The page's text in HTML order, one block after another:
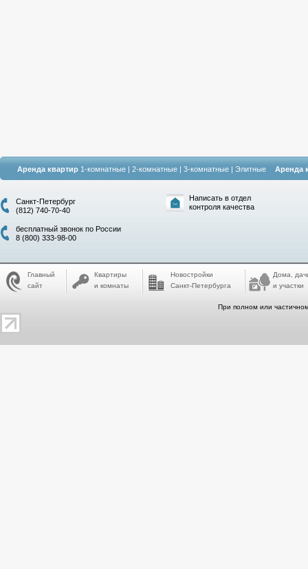
Аренда квартир 1-комнатные | 2-комнатные | 3-комнатные | Элитные Аренда
Санкт-Петербург
(812) 740-70-40
бесплатный звонок по России
8 (800) 333-98-00
Написать в отдел
контроля качества
Главный
сайт
Квартиры
и комнаты
Новостройки
Санкт-Петербурга
Дома,
и участки
При полном или